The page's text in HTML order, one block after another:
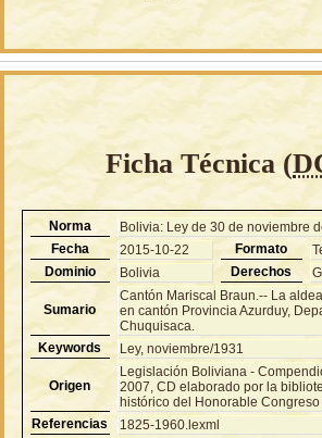
Ficha Técnica (
Norma
Bolivia: Ley de 30 de noviembre
Fecha
2015-10-22 Formato
Dominio
Bolivia Derechos
Sumario
Cantón Mariscal Braun.-- La
en cantón Provincia Azurduy,
Chuquisaca.
Keywords
Ley, noviembre/1931
Origen
Legislación Boliviana -
2007, CD elaborado por la
histórico del Honorable
Referencias
1825-1960.lexml